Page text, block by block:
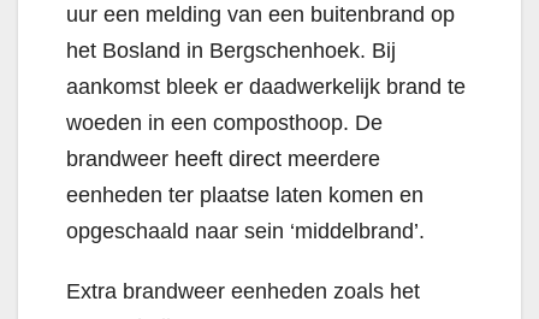
uur een melding van een buitenbrand op
het Bosland in Bergschenhoek. Bij
aankomst bleek er daadwerkelijk brand te
woeden in een composthoop. De
brandweer heeft direct meerdere
eenheden ter plaatse laten komen en
opgeschaald naar sein ‘middelbrand’.
Extra brandweer eenheden zoals het